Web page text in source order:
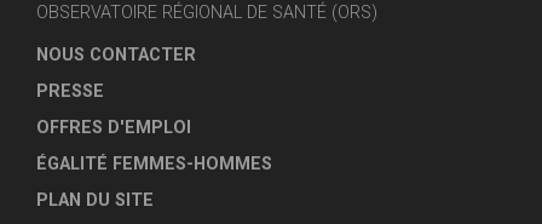
OBSERVATOIRE RÉGIONAL DE SANTÉ (ORS)
NOUS CONTACTER
PRESSE
OFFRES D'EMPLOI
ÉGALITÉ FEMMES-HOMMES
PLAN DU SITE